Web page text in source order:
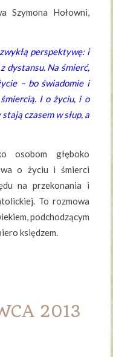
Szymona Hołowni,
perspektywę: i
dystansu. Na śmierć,
– bo świadomie i
I o życiu, i o
czasem w słup, a
osobom głęboko
o życiu i śmierci
na przekonania i
To rozmowa
podchodzącym
księdzem.
2013